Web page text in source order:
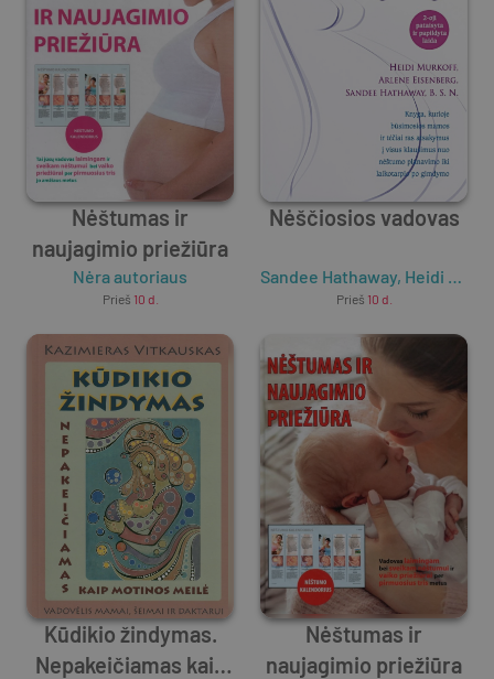
Nėštumas ir
naujagimio priežiūra
Nėra autoriaus
Prieš 10 d.
Nėščiosios vadovas
Sandee Hathaway, Heidi Murkoff
Prieš 10 d.
Kūdikio žindymas.
Nepakeičiamas kaip
Nėštumas ir
naujagimio priežiūra